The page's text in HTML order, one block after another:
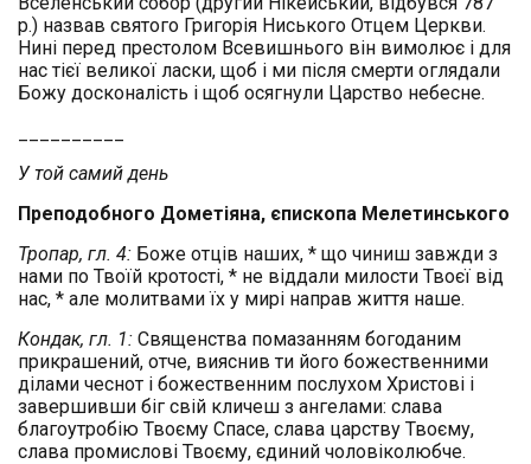
р.) назвав святого Григорія Ниського Отцем Церкви.
Нині перед престолом Всевишнього він вимолює і для
нас тієї великої ласки, щоб і ми після смерти оглядали
Божу досконалість і щоб осягнули Царство небесне.
У той самий день
Преподобного Дометіяна, єпископа Мелетинського
Тропар, гл. 4: Боже отців наших, * що чиниш завжди з
нами по Твоїй кротості, * не віддали милости Твоєї від
нас, * але молитвами їх у мирі направ життя наше.
Кондак, гл. 1: Священства помазанням богоданим
прикрашений, отче, вияснив ти його божественними
ділами чеснот і божественним послухом Христові і
завершивши біг свій кличеш з ангелами: слава
благоутробію Твоєму Спасе, слава царству Твоєму,
слава промислові Твоєму, єдиний чоловіколюбче.